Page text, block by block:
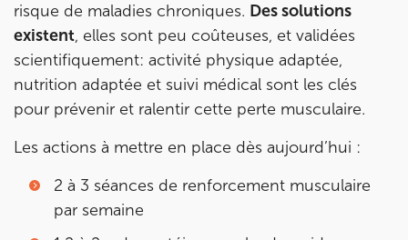
risque de maladies chroniques. Des solutions
existent, elles sont peu coûteuses, et validées
scientifiquement: activité physique adaptée,
nutrition adaptée et suivi médical sont les clés
pour prévenir et ralentir cette perte musculaire.
Les actions à mettre en place dès aujourd’hui :
2 à 3 séances de renforcement musculaire
par semaine